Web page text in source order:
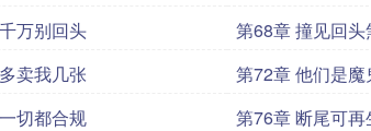
万别回头
第68章 撞见回头
卖我几张
第72章 他们是魔
切都合规
第76章 断尾可再